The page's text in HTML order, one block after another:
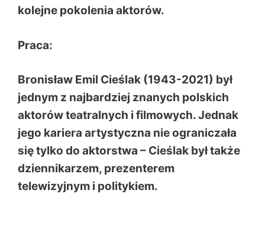
kolejne pokolenia aktorów.
Praca:
Bronisław Emil Cieślak (1943-2021) był
jednym z najbardziej znanych polskich
aktorów teatralnych i filmowych. Jednak
jego kariera artystyczna nie ograniczała
się tylko do aktorstwa – Cieślak był także
dziennikarzem, prezenterem
telewizyjnym i politykiem.